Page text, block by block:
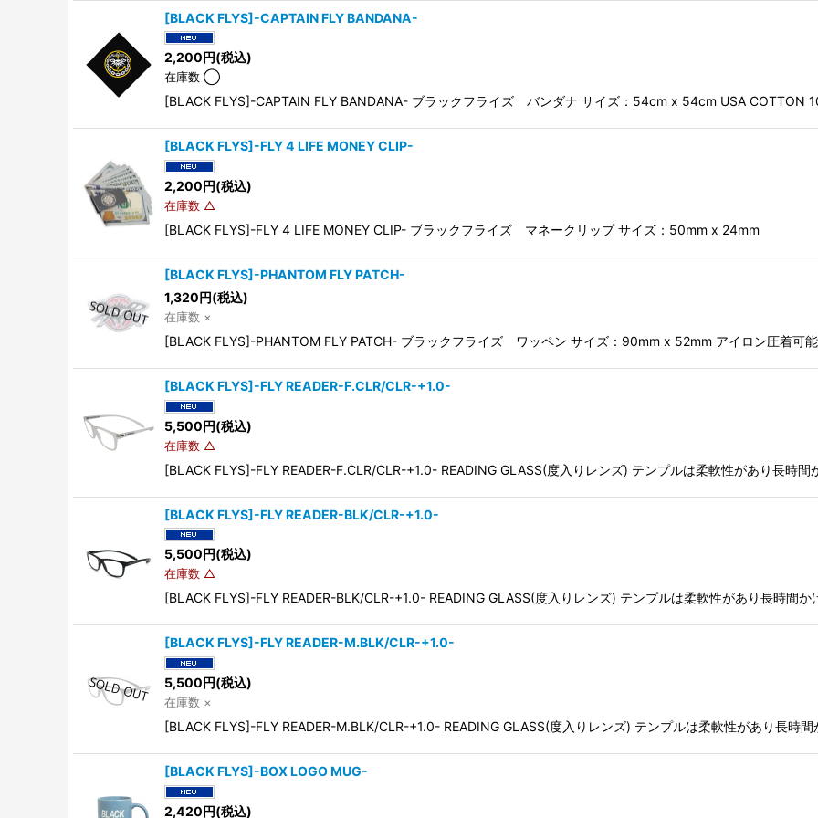
[BLACK FLYS]-CAPTAIN FLY BANDANA-
2,200円(税込)
在庫数 ◯
[BLACK FLYS]-CAPTAIN FLY BANDANA- ブラックフライズ バンダナ サイズ：54cm x 54cm USA COTTON
[BLACK FLYS]-FLY 4 LIFE MONEY CLIP-
2,200円(税込)
在庫数 △
[BLACK FLYS]-FLY 4 LIFE MONEY CLIP- ブラックフライズ マネークリップ サイズ：50mm x 24mm
[BLACK FLYS]-PHANTOM FLY PATCH-
1,320円(税込)
在庫数 ×
[BLACK FLYS]-PHANTOM FLY PATCH- ブラックフライズ ワッペン サイズ：90mm x 52mm アイロン圧着可能
[BLACK FLYS]-FLY READER-F.CLR/CLR-+1.0-
5,500円(税込)
在庫数 △
[BLACK FLYS]-FLY READER-F.CLR/CLR-+1.0- READING GLASS(度入りレンズ) テンプルは柔軟性があり長時
[BLACK FLYS]-FLY READER-BLK/CLR-+1.0-
5,500円(税込)
在庫数 △
[BLACK FLYS]-FLY READER-BLK/CLR-+1.0- READING GLASS(度入りレンズ) テンプルは柔軟性があり長時間
[BLACK FLYS]-FLY READER-M.BLK/CLR-+1.0-
5,500円(税込)
在庫数 ×
[BLACK FLYS]-FLY READER-M.BLK/CLR-+1.0- READING GLASS(度入りレンズ) テンプルは柔軟性があり長時
[BLACK FLYS]-BOX LOGO MUG-
2,420円(税込)